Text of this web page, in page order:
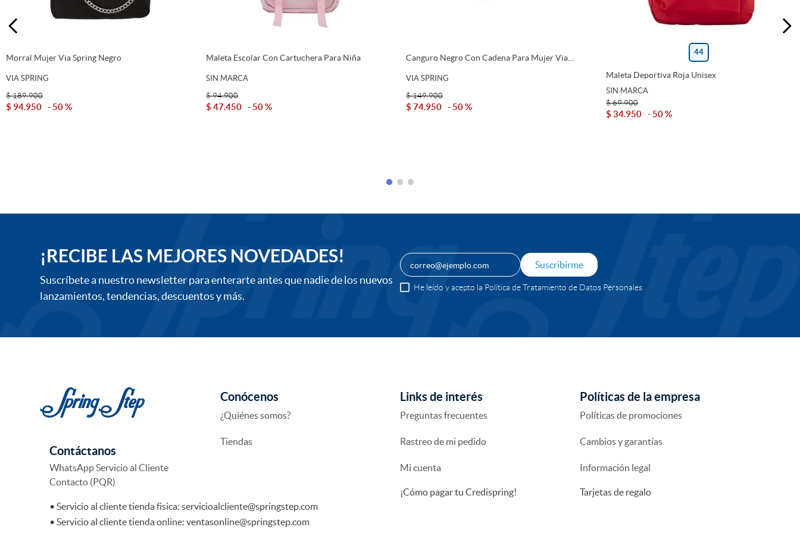
Morral Mujer Via Spring Negro
VIA SPRING
$ 189.900
$ 94.950 50 %
Maleta Escolar Con Cartuchera Para Niña
SIN MARCA
$ 94.900
$ 47.450 50 %
Canguro Negro Con Cadena Para Mujer Via
VIA SPRING
$ 149.900
$ 74.950 50 %
44
Maleta Deportiva Roja Unisex
SIN MARCA
$ 69.900
$ 34.950 50 %
¡RECIBE LAS MEJORES NOVEDADES!
Suscríbete a nuestro newsletter para enterarte antes que nadie de los nuevos
lanzamientos, tendencias, descuentos y más.
Suscribirme
He leído y acepto la Política de Tratamiento de Datos Personales
Contáctanos
WhatsApp Servicio al Cliente
Contacto (PQR)
• Servicio al cliente tienda fisica: servicioalcliente@springstep.com
• Servicio al cliente tienda online: ventasonline@springstep.com
Conócenos
¿Quiénes somos?
Tiendas
Links de interés
Preguntas frecuentes
Rastreo de mi pedido
Mi cuenta
¡Cómo pagar tu Credispring!
Políticas de la empresa
Políticas de promociones
Cambios y garantías
Información legal
Tarjetas de regalo